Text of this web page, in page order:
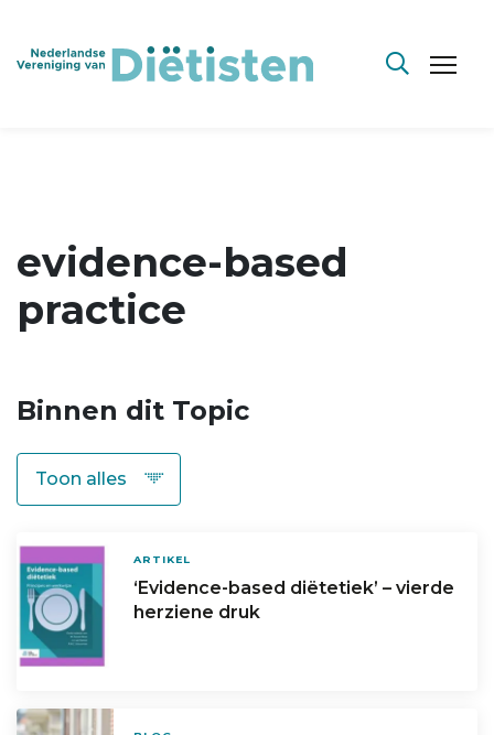
evidence-based
practice
Binnen dit Topic
ARTIKEL
‘Evidence-based diëtetiek’ – vierde
herziene druk